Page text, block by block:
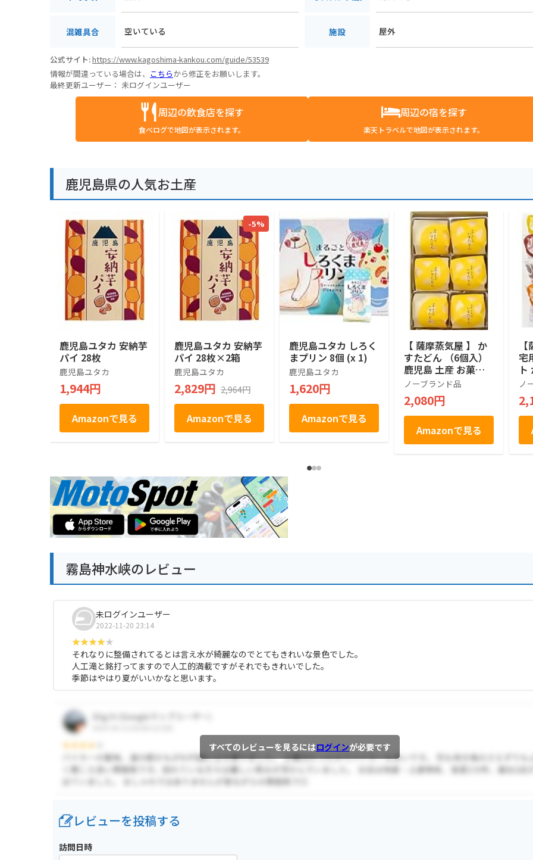
混雑具合 空いている 施設 屋外
公式サイト:https://www.kagoshima-kankou.com/guide/53539
情報が間違っている場合は、 こちらから修正をお願いします。
最終更新ユーザー： 未ログインユーザー
周辺の飲食店を探す
食べログで地図が表示されます。
周辺の宿を探す
楽天トラベルで地図が表示されます。
鹿児島県の人気お土産
鹿児島ユタカ 安納芋
パイ 28枚
鹿児島ユタカ
1,944円
Amazonで見る
-5%
鹿児島ユタカ 安納芋
パイ 28枚×2箱
鹿児島ユタカ
2,829円 2,964円
Amazonで見る
鹿児島ユタカ しろく
まプリン 8個 (x 1)
鹿児島ユタカ
1,620円
Amazonで見る
【 薩摩蒸気屋 】 か
すたどん （6個入）
鹿児島 土産 お菓子
手提げ袋付き
ノーブランド品
2,080円
Amazonで見る
宅
ト
な
が
季
お
ス
ノ
霧島神水峡のレビュー
未ログインユーザー
2022-11-20 23:14
それなりに整備されてるとは言え水が綺麗なのでとてもきれいな景色でした。
人工滝と銘打ってますので人工的満載ですがそれでもきれいでした。
季節はやはり夏がいいかなと思います。
すべてのレビューを見るにはログインが必要です
レビューを投稿する
訪問日時